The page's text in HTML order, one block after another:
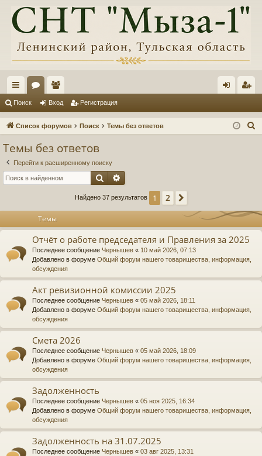
с
ы ум
ол
ьз
ел
д ис
Поиск Вход Регистрация
Список форумов Поиск Темы без ответов
Темы без ответов
Перейти к расширенному поиску
Поиск
Найдено 37 результатов 1 2
Темы
Отчёт о работе председателя и Правления за 2025
Последнее сообщение Чернышев « 10 май 2026, 07:13
Добавлено в форуме Общий форум нашего товарищества, информация,
обсуждения
Акт ревизионной комиссии 2025
Последнее сообщение Чернышев « 05 май 2026, 18:11
Добавлено в форуме Общий форум нашего товарищества, информация,
обсуждения
Смета 2026
Последнее сообщение Чернышев « 05 май 2026, 18:09
Добавлено в форуме Общий форум нашего товарищества, информация,
обсуждения
Задолженность
Последнее сообщение Чернышев « 05 ноя 2025, 16:34
Добавлено в форуме Общий форум нашего товарищества, информация,
обсуждения
Задолженность на 31.07.2025
Последнее сообщение Чернышев « 03 авг 2025, 13:31